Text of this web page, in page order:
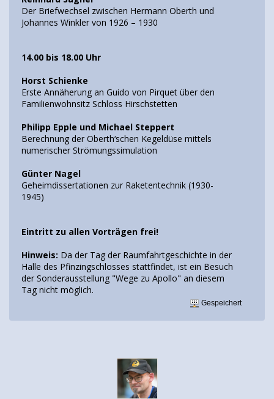
Der Briefwechsel zwischen Hermann Oberth und
Johannes Winkler von 1926 – 1930
14.00 bis 18.00 Uhr
Horst Schienke
Erste Annäherung an Guido von Pirquet über den
Familienwohnsitz Schloss Hirschstetten
Philipp Epple und Michael Steppert
Berechnung der Oberth‘schen Kegeldüse mittels
numerischer Strömungssimulation
Günter Nagel
Geheimdissertationen zur Raketentechnik (1930-
1945)
Eintritt zu allen Vorträgen frei!
Hinweis: Da der Tag der Raumfahrtgeschichte in der
Halle des Pfinzingschlosses stattfindet, ist ein Besuch
der Sonderausstellung "Wege zu Apollo" an diesem
Tag nicht möglich.
Gespeichert